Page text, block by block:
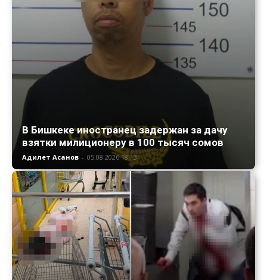
В Бишкеке иностранец задержан за дачу
взятки милиционеру в 100 тысяч сомов
Адилет Асанов - 05.08.2026 18:13